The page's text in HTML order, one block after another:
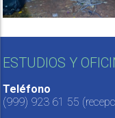
ESTUDIOS Y
Teléfono
(999) 923 61 55